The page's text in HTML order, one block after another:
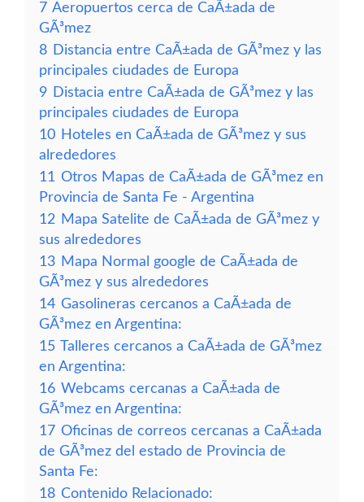
7 Aeropuertos cerca de CaÃ±ada de
GÃ³mez
8 Distancia entre CaÃ±ada de GÃ³mez y las
principales ciudades de Europa
9 Distacia entre CaÃ±ada de GÃ³mez y las
principales ciudades de Europa
10 Hoteles en CaÃ±ada de GÃ³mez y sus
alrededores
11 Otros Mapas de CaÃ±ada de GÃ³mez en
Provincia de Santa Fe - Argentina
12 Mapa Satelite de CaÃ±ada de GÃ³mez y
sus alrededores
13 Mapa Normal google de CaÃ±ada de
GÃ³mez y sus alrededores
14 Gasolineras cercanos a CaÃ±ada de
GÃ³mez en Argentina:
15 Talleres cercanos a CaÃ±ada de GÃ³mez
en Argentina:
16 Webcams cercanas a CaÃ±ada de
GÃ³mez en Argentina:
17 Oficinas de correos cercanas a CaÃ±ada
de GÃ³mez del estado de Provincia de
Santa Fe:
18 Contenido Relacionado: